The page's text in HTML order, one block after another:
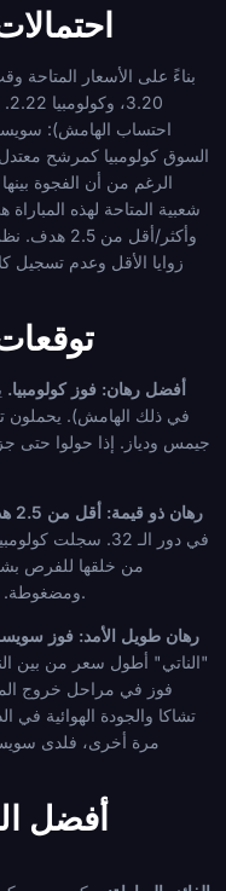
السوق كولومبيا كمرشح
الرغم من أن الفجوة
شعبية المتاحة لهذه
وأكثر/أقل
زوايا الأقل وعدم تسجيل
أفضل رهان: فوز كولومبيا.
في ذلك الهامش). يحملون
جيمس ودياز. إذا حولوا حتى
رهان ذو قيمة: أقل من 2.5 هدف.
في دور الـ 32.
من خلقها للفرص
ومضغوطة. تشير الأدلة إلى مباراة ضيقة وقليلة الأهداف.
رهان طويل الأمد: فوز
"الناتي" أطول سعر من بين
تشاكا والجودة الهوائية في
مرة أخرى، فلدى
أفضل